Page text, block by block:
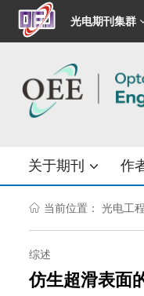
光电期刊集群
关于期刊 作
当前位置： 光电工程
综述
仿生超滑表面